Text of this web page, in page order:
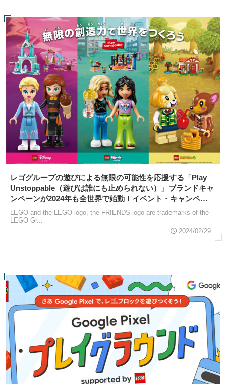
レゴグループの遊びによる無限の可能性を応援する「Play
Unstoppable（遊びは誰にも止められない）」ブランドキャ
ンペーンが2024年も全世界で始動！イベント・キャンペー
ンを開催
LEGO and the LEGO logo, the FRIENDS logo are trademarks of the
LEGO Gr...
2024/02/29